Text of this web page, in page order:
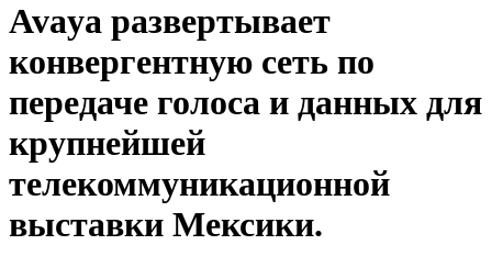
Avaya развертывает
конвергентную сеть по
передаче голоса и данных для
крупнейшей
телекоммуникационной
выставки Мексики.